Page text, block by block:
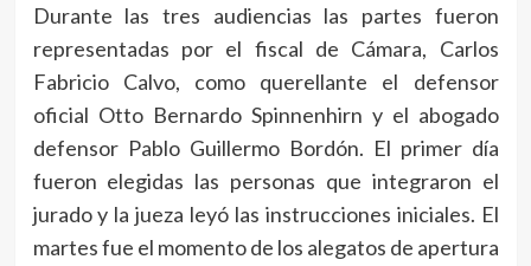
Durante las tres audiencias las partes fueron
representadas por el fiscal de Cámara, Carlos
Fabricio Calvo, como querellante el defensor
oficial Otto Bernardo Spinnenhirn y el abogado
defensor Pablo Guillermo Bordón. El primer día
fueron elegidas las personas que integraron el
jurado y la jueza leyó las instrucciones iniciales. El
martes fue el momento de los alegatos de apertura